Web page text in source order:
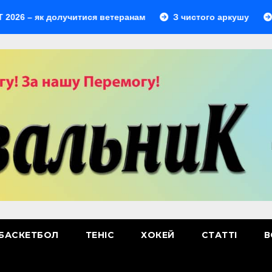
долучитися ветеранам З чистого аркушу
ТЕНІС ХОКЕЙ СТАТТІ